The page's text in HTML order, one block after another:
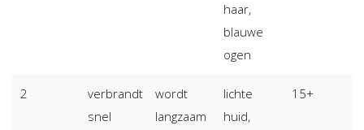
haar,
blauwe
ogen
2
verbrandt
snel
wordt
langzaam
lichte
huid,
15+